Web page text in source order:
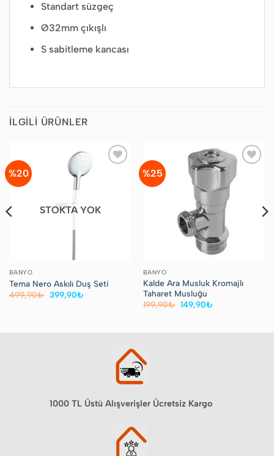
Standart süzgeç
Ø32mm çıkışlı
S sabitleme kancası
İLGILI ÜRÜNLER
%20
STOKTA YOK
BANYO
Tema Nero Askılı Duş Seti
499,90₺ Orijinal
fiyat:
399,90₺
%25
Favorilere
BANYO
Kalde Ara Musluk Kromajlı
Taharet Musluğu
199,90₺ Orijinal
fiyat:
149,90₺
1000 TL Üstü Alışverişler Ücretsiz Kargo